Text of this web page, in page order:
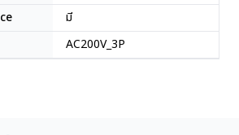
มี
AC200V_3P